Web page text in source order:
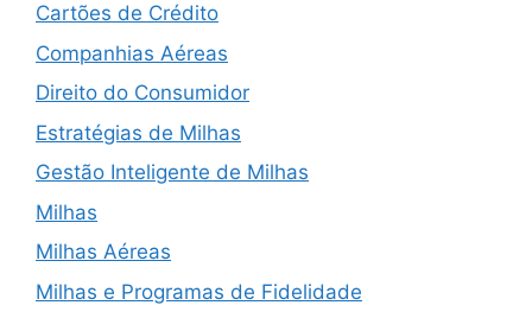
Cartões de Crédito
Companhias Aéreas
Direito do Consumidor
Estratégias de Milhas
Gestão Inteligente de Milhas
Milhas
Milhas Aéreas
Milhas e Programas de Fidelidade